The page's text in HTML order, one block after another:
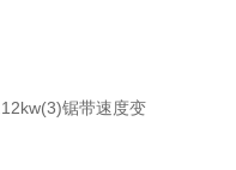
锯带速度变